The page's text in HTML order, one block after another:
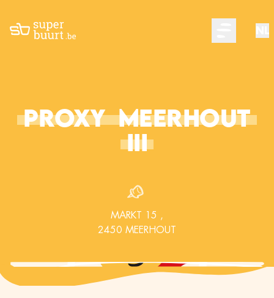
Open main
PROXY MEERHOUT
III
MARKT 15 ,
2450 MEERHOUT